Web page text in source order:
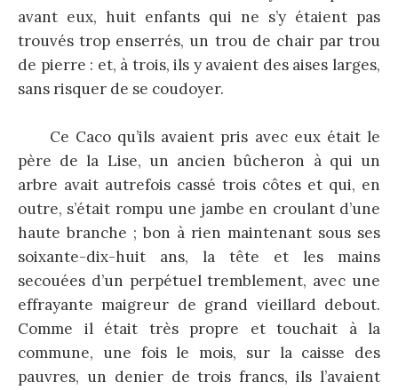
avant eux, huit enfants qui ne s’y étaient pas
trouvés trop enserrés, un trou de chair par trou
de pierre : et, à trois, ils y avaient des aises larges,
sans risquer de se coudoyer.
Ce Caco qu’ils avaient pris avec eux était le
père de la Lise, un ancien bûcheron à qui un
arbre avait autrefois cassé trois côtes et qui, en
outre, s’était rompu une jambe en croulant d’une
haute branche ; bon à rien maintenant sous ses
soixante-dix-huit ans, la tête et les mains
secouées d’un perpétuel tremblement, avec une
effrayante maigreur de grand vieillard debout.
Comme il était très propre et touchait à la
commune, une fois le mois, sur la caisse des
pauvres, un denier de trois francs, ils l’avaient